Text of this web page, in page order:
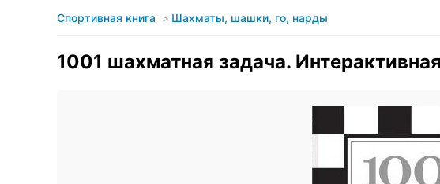
Спортивная книга Шахматы, шашки, го, нарды
1001 шахматная задача.